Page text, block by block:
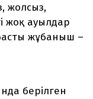
жолсыз,
жоқ ауылдар
жұбаныш –
берілген